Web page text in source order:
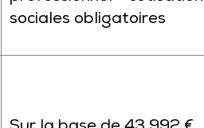
sociales obligatoires